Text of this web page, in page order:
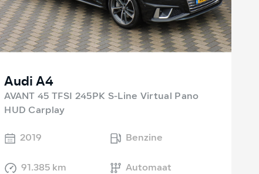
Audi A4
AVANT 45 TFSI 245PK S-Line Virtual Pano
HUD Carplay
2019
Benzine
91.385 km Automaat